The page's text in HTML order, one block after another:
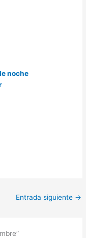
noche
Entrada siguiente →